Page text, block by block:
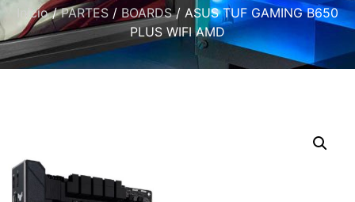
Inicio/PARTES / BOARDS/ ASUS TUF GAMING B650
PLUS WIFI AMD